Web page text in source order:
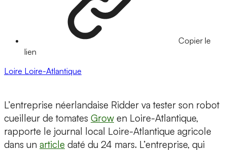
Copier le
lien
Loire Loire-Atlantique
L’entreprise néerlandaise Ridder va tester son robot
cueilleur de tomates Grow en Loire-Atlantique,
rapporte le journal local Loire-Atlantique agricole
dans un article daté du 24 mars. L’entreprise, qui